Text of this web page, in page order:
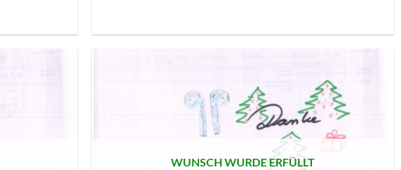
AUF MEINE
MERKLISTE
SETZEN
WUNSCH WURDE ERFÜLLT